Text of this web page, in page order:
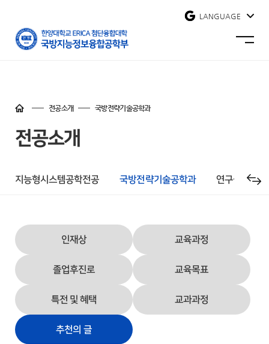
한양대학교
국방지능정보융합공학부
사이트맵
LANGUAGE
바로가기
전공소개 국방전략기술공학과
전공소개
지능형시스템공학전공 국방전략기술공학과 연구실 소개
인재상 교육과정
졸업후진로 교육목표
특전 및 혜택 교과과정
추천의 글